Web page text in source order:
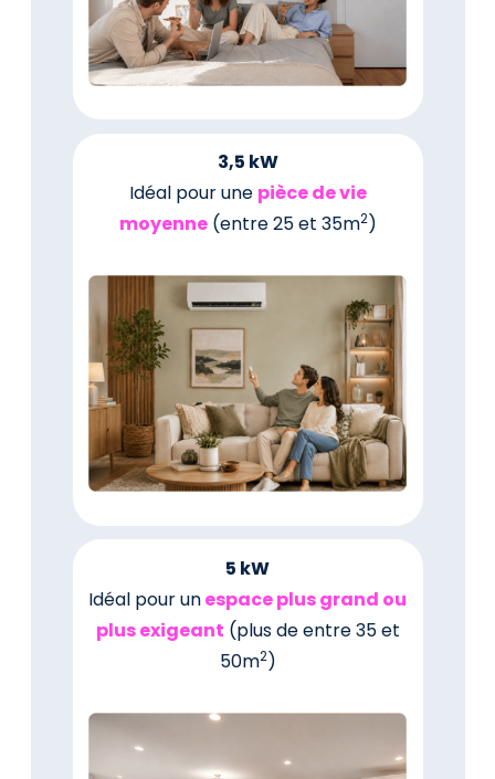
3,5 kW
Idéal pour une pièce de vie
moyenne(entre 25 et 35m2)
5 kW
Idéal pour unespace plus grand ou
plus exigeant (plus de entre 35 et
50m2)